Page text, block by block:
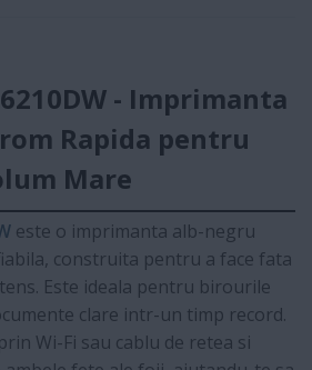
- Imprimanta
Rapida pentru
Mare
este o imprimanta alb-negru
construita pentru a face fata
Este ideala pentru birourile
clare intr-un timp record.
Wi-Fi sau cablu de retea si